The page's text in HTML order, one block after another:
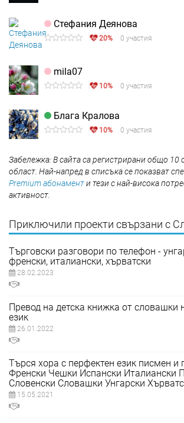
Стефания Деянова
20% 0 участия
mila07
10% 0 участия
Блага Кралова
10% 0 участия
Забележка: В сайта са регистрирани общо 10
област. Най-напред в списъка се показват
Premium абонаменти тези с най-висока
активност.
Приключили проекти свързани с
Търговски разговори по телефон -
френски, италиански, хърватски
28.02.2023
Превод на детска книжка от словашки
език
26.01.2022
Търся хора с перфектен език писмен
Френски Чешки Испански Италиански
Словенски Словашки Унгарски
15.05.2021